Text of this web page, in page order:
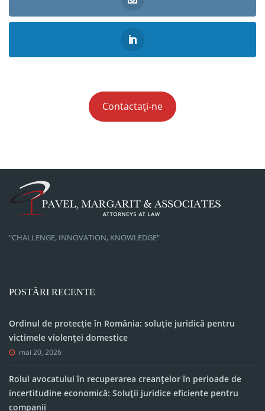
Contactați-ne
"CHALLENGE, INNOVATION, KNOWLEDGE"
POSTĂRI RECENTE
Ordinul de protecție în România: soluție juridică pentru
victimele violenței domestice
mai 20, 2026
Rolul avocatului în recuperarea creanțelor în perioade de
incertitudine economică: Soluții juridice eficiente pentru
companii